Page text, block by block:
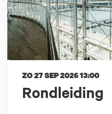
Rondleiding
ZO 27 SEP 202613:00